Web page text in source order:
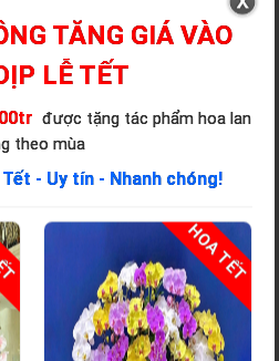
TĂNG GIÁ VÀO
LỄ TẾT
được tặng tác phẩm hoa lan
theo mùa
- Uy tín - Nhanh chóng!
HOA TẾT